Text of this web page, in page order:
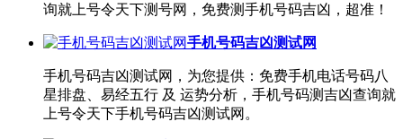
询就上号令天下测号网，免费测手机号码吉凶，超准！
手机号码吉凶测试网
手机号码吉凶测试网，为您提供：免费手机电话号码八
星排盘、易经五行 及 运势分析，手机号码测吉凶查询就
上号令天下手机号码吉凶测试网。